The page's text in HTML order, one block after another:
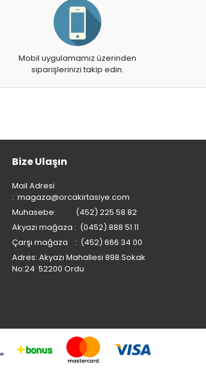
Mobil uygulamamız üzerinden
siparişlerinizi takip edin.
Bize Ulaşın
Mail Adresi
: magaza@orcakirtasiye.com
Muhasebe: (452) 225 58 82
Akyazı mağaza : (0452) 888 51 11
Çarşı mağaza : (452) 666 34 00
Adres: Akyazı Mahallesi 898.Sokak
No:24 52200 Ordu